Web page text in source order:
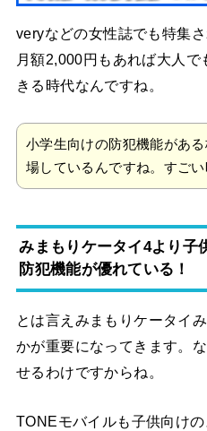
veryなどの女性誌でも特集
月額2,000円もあれば大人
きる時代なんですね。
小学生向けの防犯機能があ
場しているんですね。すごい
みまもりケータイ4より子
防犯機能が優れている！
とは言えみまもりケータイ
かが重要になってきます。
せるわけですからね。
TONEモバイルも子供向け